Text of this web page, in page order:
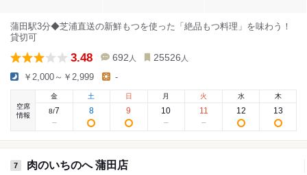
蒲田駅3分◆芝浦直送の新鮮もつを使った「絶品もつ料理」を味わう！
貸切可
3.48 692 人 25526 人
￥2,000～￥2,999 -
空席
情報
金
8/7
土
8
日
9
月
10
火
11
水
12
木
13
7 肉のいちのへ 蒲田店